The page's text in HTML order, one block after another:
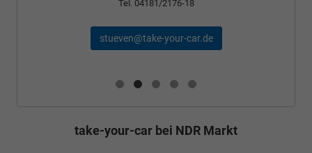
Tel. 04181/2176-18
stueven@take-your-car.de
take-your-car bei NDR Markt